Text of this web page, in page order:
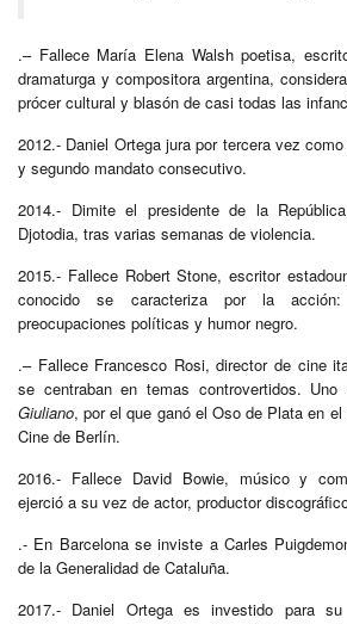
.– Fallece María Elena Walsh poetisa,
dramaturga y compositora argentina,
prócer cultural y blasón de casi todas las
2012.- Daniel Ortega jura por tercera vez
y segundo mandato consecutivo.
2014.- Dimite el presidente de la
Djotodia, tras varias semanas de violencia.
2015.- Fallece Robert Stone, escritor
conocido se caracteriza por la acción:
preocupaciones políticas y humor negro.
.– Fallece Francesco Rosi, director de cine
se centraban en temas controvertidos.
Giuliano, por el que ganó el Oso de Plata en
Cine de Berlín.
2016.- Fallece David Bowie, músico y
ejerció a su vez de actor, productor
.- En Barcelona se inviste a Carles
de la Generalidad de Cataluña.
2017.- Daniel Ortega es investido para